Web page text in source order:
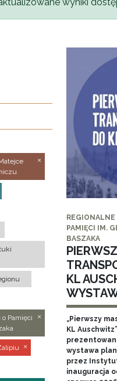
Pamięci
REGIONALNE
PAMIĘCI IM.
BASZAKA
KL
„Pierwszy
KL
wystawa
przez
inauguracja